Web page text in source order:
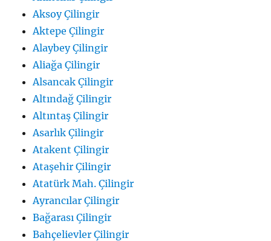
Aksoy Çilingir
Aktepe Çilingir
Alaybey Çilingir
Aliağa Çilingir
Alsancak Çilingir
Altındağ Çilingir
Altıntaş Çilingir
Asarlık Çilingir
Atakent Çilingir
Ataşehir Çilingir
Atatürk Mah. Çilingir
Ayrancılar Çilingir
Bağarası Çilingir
Bahçelievler Çilingir